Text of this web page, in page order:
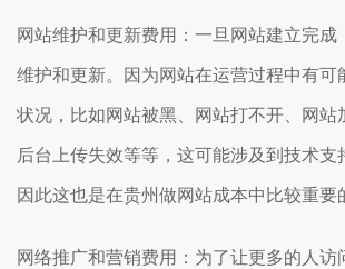
网站维护和更新费用：一旦网站建立完成
维护和更新。因为网站在运营过程中有可
状况，比如网站被黑、网站打不开、网站
后台上传失效等等，这可能涉及到技术支
因此这也是在贵州做网站成本中比较重要
网络推广和营销费用：为了让更多的人访